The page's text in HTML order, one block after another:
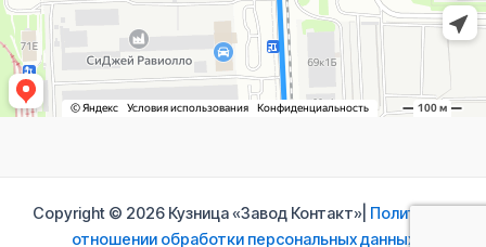
Copyright © 2026 Кузница «Завод Контакт»| Политика в
отношении обработки персональных данных